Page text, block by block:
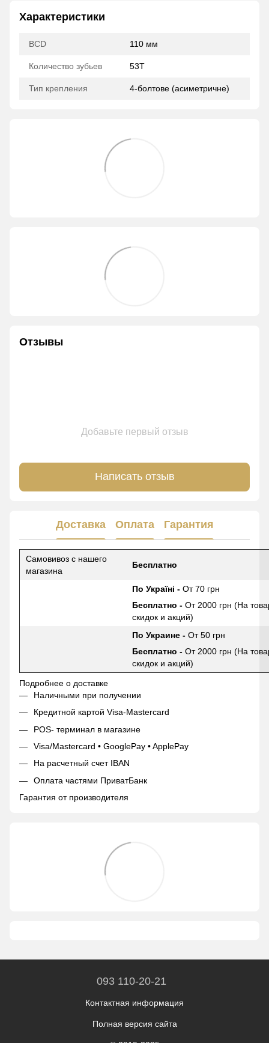
Характеристики
BCD 110 мм
Количество зубьев 53T
Тип крепления 4-болтове (асиметричне)
Отзывы
Добавьте первый отзыв
Написать отзыв
Доставка Оплата Гарантия
Самовивоз с нашего
магазина
Бесплатно
По Україні - От 70 грн
Бесплатно - От 2000 грн (На
скидок и акций)
По Украине - От 50 грн
Бесплатно - От 2000 грн (На
скидок и акций)
Подробнее о доставке
Наличными при получении
Кредитной картой Visa-Mastercard
POS- терминал в магазине
Visa/Mastercard • GooglePay • ApplePay
На расчетный счет IBAN
Оплата частями ПриватБанк
Гарантия от производителя
093 110-20-21
Контактная информация
Полная версия сайта